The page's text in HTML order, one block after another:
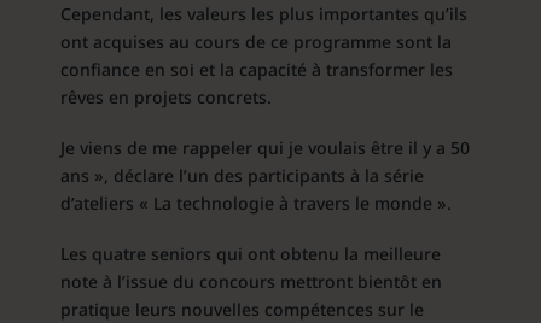
Cependant, les valeurs les plus importantes qu’ils
ont acquises au cours de ce programme sont la
confiance en soi et la capacité à transformer les
rêves en projets concrets.
Je viens de me rappeler qui je voulais être il y a 50
ans », déclare l’un des participants à la série
d’ateliers « La technologie à travers le monde ».
Les quatre seniors qui ont obtenu la meilleure
note à l’issue du concours mettront bientôt en
pratique leurs nouvelles compétences sur le